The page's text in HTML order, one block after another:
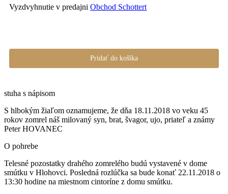
Vyzdvyhnutie v predajni Obchod Schottert
Pridať do košíka
stuha s nápisom
S hlbokým žiaľom oznamujeme, že dňa 18.11.2018 vo veku 45
rokov zomrel náš milovaný syn, brat, švagor, ujo, priateľ a známy
Peter HOVANEC
O pohrebe
Telesné pozostatky drahého zomrelého budú vystavené v dome
smútku v Hlohovci. Posledná rozlúčka sa bude konať 22.11.2018 o
13:30 hodine na miestnom cintoríne z domu smútku.